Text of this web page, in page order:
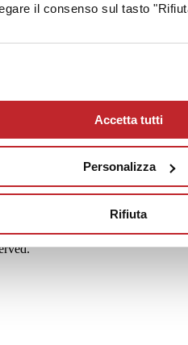
il consenso sul tasto
Accetta tutti
Personalizza
Rifiuta
(MO) - Italy
REA Modena 189678